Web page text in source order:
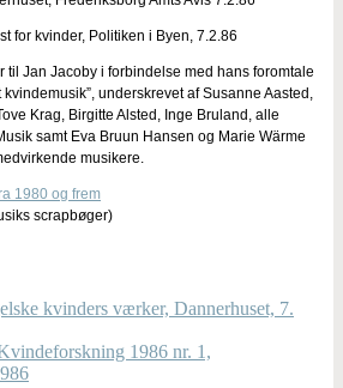
for kvinder, Politiken i Byen, 7.2.86
Jan Jacoby i forbindelse med hans foromtale
underskrevet af Susanne Aasted,
Krag, Birgitte Alsted, Inge Bruland, alle
samt Eva Bruun Hansen og Marie Wärme
musikere.
1980 og frem
scrapbøger)
kvinders værker, Dannerhuset, 7.
1986 nr. 1,